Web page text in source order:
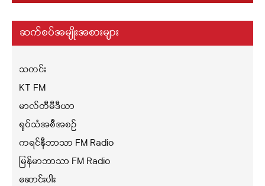
ဆက်စပ်အမျိုးအစားများ
သတင်း
KT FM
မာလ်တီမီဒီယာ
ရုပ်သံအစီအစဉ်
ကရင်နီဘာသာ FM Radio
မြန်မာဘာသာ FM Radio
ဆောင်းပါး